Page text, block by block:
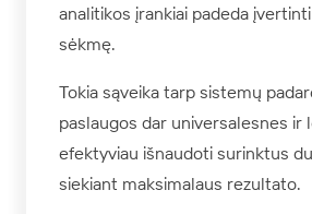
analitikos įrankiai padeda
sėkmę.
Tokia sąveika tarp sistemų
paslaugos dar universalesnes ir
efektyviau išnaudoti surinktus
siekiant maksimalaus rezultato.